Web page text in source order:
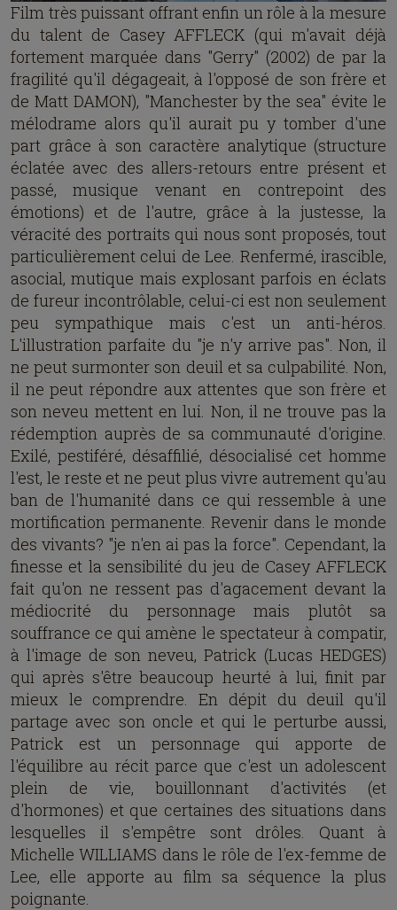
Film très puissant offrant enfin un rôle à la mesure
du talent de Casey AFFLECK (qui m'avait déjà
fortement marquée dans "Gerry" (2002) de par la
fragilité qu'il dégageait, à l'opposé de son frère et
de Matt DAMON), "Manchester by the sea" évite le
mélodrame alors qu'il aurait pu y tomber d'une
part grâce à son caractère analytique (structure
éclatée avec des allers-retours entre présent et
passé, musique venant en contrepoint des
émotions) et de l'autre, grâce à la justesse, la
véracité des portraits qui nous sont proposés, tout
particulièrement celui de Lee. Renfermé, irascible,
asocial, mutique mais explosant parfois en éclats
de fureur incontrôlable, celui-ci est non seulement
peu sympathique mais c'est un anti-héros.
L'illustration parfaite du "je n'y arrive pas". Non, il
ne peut surmonter son deuil et sa culpabilité. Non,
il ne peut répondre aux attentes que son frère et
son neveu mettent en lui. Non, il ne trouve pas la
rédemption auprès de sa communauté d'origine.
Exilé, pestiféré, désaffilié, désocialisé cet homme
l'est, le reste et ne peut plus vivre autrement qu'au
ban de l'humanité dans ce qui ressemble à une
mortification permanente. Revenir dans le monde
des vivants? "je n'en ai pas la force". Cependant, la
finesse et la sensibilité du jeu de Casey AFFLECK
fait qu'on ne ressent pas d'agacement devant la
médiocrité du personnage mais plutôt sa
souffrance ce qui amène le spectateur à compatir,
à l'image de son neveu, Patrick (Lucas HEDGES)
qui après s'être beaucoup heurté à lui, finit par
mieux le comprendre. En dépit du deuil qu'il
partage avec son oncle et qui le perturbe aussi,
Patrick est un personnage qui apporte de
l'équilibre au récit parce que c'est un adolescent
plein de vie, bouillonnant d'activités (et
d'hormones) et que certaines des situations dans
lesquelles il s'empêtre sont drôles. Quant à
Michelle WILLIAMS dans le rôle de l'ex-femme de
Lee, elle apporte au film sa séquence la plus
poignante.